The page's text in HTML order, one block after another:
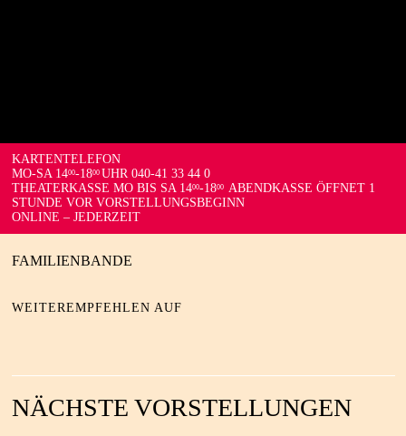
KARTENTELEFON
MO-SA 1400-1800 UHR 040-41 33 44 0
THEATERKASSE MO BIS SA 1400-1800 ABENDKASSE ÖFFNET 1
STUNDE VOR VORSTELLUNGSBEGINN
ONLINE – JEDERZEIT
FAMILIENBANDE
WEITEREMPFEHLEN AUF
NÄCHSTE VORSTELLUNGEN